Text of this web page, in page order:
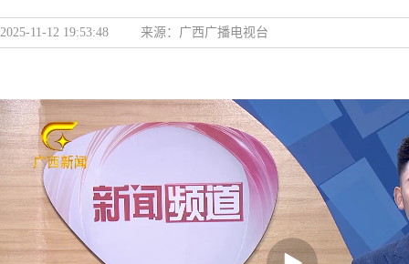
2025-11-12 19:53:48 来源： 广西广播电视台